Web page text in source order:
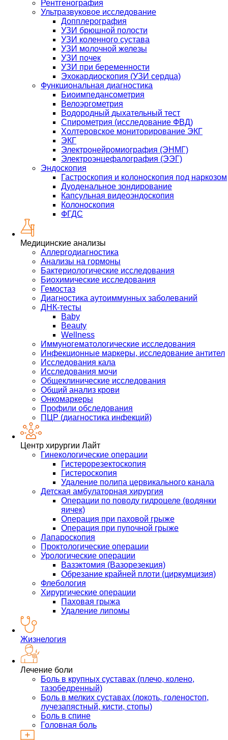
Рентгенография
Ультразвуковое исследование
Допплерография
УЗИ брюшной полости
УЗИ коленного сустава
УЗИ молочной железы
УЗИ почек
УЗИ при беременности
Эхокардиоскопия (УЗИ сердца)
Функциональная диагностика
Биоимпедансометрия
Велоэргометрия
Водородный дыхательный тест
Спирометрия (исследование ФВД)
Холтеровское мониторирование ЭКГ
ЭКГ
Электронейромиография (ЭНМГ)
Электроэнцефалография (ЭЭГ)
Эндоскопия
Гастроскопия и колоноскопия под наркозом
Дуоденальное зондирование
Капсульная видеоэндоскопия
Колоноскопия
ФГДС
Медицинские анализы
Аллергодиагностика
Анализы на гормоны
Бактериологические исследования
Биохимические исследования
Гемостаз
Диагностика аутоиммунных заболеваний
ДНК-тесты
Baby
Beauty
Wellness
Иммуногематологические исследования
Инфекционные маркеры, исследование антител
Исследования кала
Исследования мочи
Общеклинические исследования
Общий анализ крови
Онкомаркеры
Профили обследования
ПЦР (диагностика инфекций)
Центр хирургии Лайт
Гинекологические операции
Гистерорезектоскопия
Гистероскопия
Удаление полипа цервикального канала
Детская амбулаторная хирургия
Операции по поводу гидроцеле (водянки
яичек)
Операция при паховой грыже
Операция при пупочной грыже
Лапароскопия
Проктологические операции
Урологические операции
Вазэктомия (Вазорезекция)
Обрезание крайней плоти (циркумцизия)
Флебология
Хирургические операции
Паховая грыжа
Удаление липомы
Жизнелогия
Лечение боли
Боль в крупных суставах (плечо, колено,
тазобедренный)
Боль в мелких суставах (локоть, голеностоп,
лучезапястный, кисти, стопы)
Боль в спине
Головная боль